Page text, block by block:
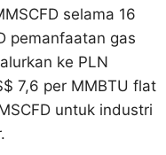
selama 16
pemanfaatan gas
ke PLN
7,6 per MMBTU flat
untuk industri